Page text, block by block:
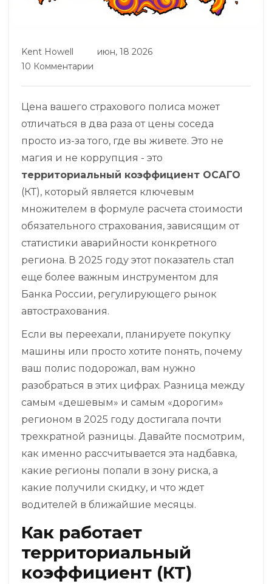
Kent Howell
июн, 18 2026
10 Комментарии
Цена вашего страхового полиса может
отличаться в два раза от цены соседа
просто из-за того, где вы живете. Это не
магия и не коррупция - это
территориальный коэффициент ОСАГО
(КТ), который является ключевым
множителем в формуле расчета стоимости
обязательного страхования, зависящим от
статистики аварийности конкретного
региона. В 2025 году этот показатель стал
еще более важным инструментом для
Банка России, регулирующего рынок
автострахования.
Если вы переехали, планируете покупку
машины или просто хотите понять, почему
ваш полис подорожал, вам нужно
разобраться в этих цифрах. Разница между
самым «дешевым» и самым «дорогим»
регионом в 2025 году достигала почти
трехкратной разницы. Давайте посмотрим,
как именно рассчитывается эта надбавка,
какие регионы попали в зону риска, а
какие получили скидку, и что ждет
водителей в ближайшие месяцы.
Как работает
территориальный
коэффициент (КТ)